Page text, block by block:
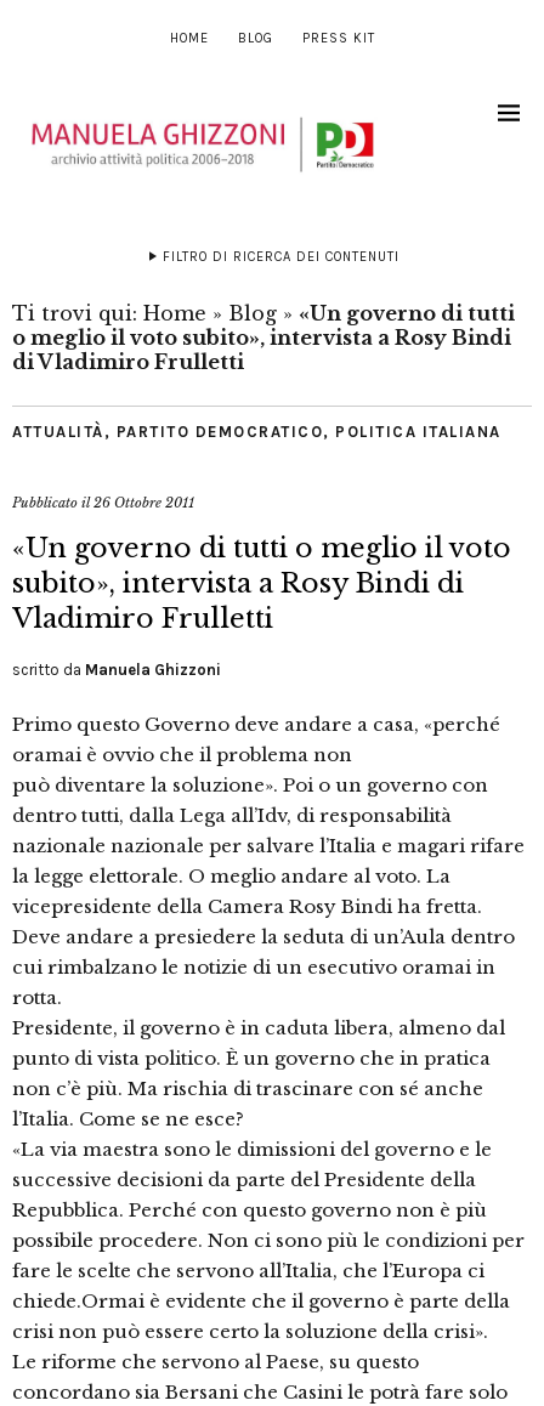
HOME BLOG PRESS KIT
FILTRO DI RICERCA DEI CONTENUTI
Ti trovi qui: Home » Blog » «Un governo di tutti
o meglio il voto subito», intervista a Rosy Bindi
di Vladimiro Frulletti
ATTUALITÀ , PARTITO DEMOCRATICO, POLITICA ITALIANA
Pubblicato il26 Ottobre 2011
«Un governo di tutti o meglio il voto
subito», intervista a Rosy Bindi di
Vladimiro Frulletti
scritto da Manuela Ghizzoni
Primo questo Governo deve andare a casa, «perché
oramai è ovvio che il problema non
può diventare la soluzione». Poi o un governo con
dentro tutti, dalla Lega all’Idv, di responsabilità
nazionale nazionale per salvare l’Italia e magari rifare
la legge elettorale. O meglio andare al voto. La
vicepresidente della Camera Rosy Bindi ha fretta.
Deve andare a presiedere la seduta di un’Aula dentro
cui rimbalzano le notizie di un esecutivo oramai in
rotta.
Presidente, il governo è in caduta libera, almeno dal
punto di vista politico. È un governo che in pratica
non c’è più. Ma rischia di trascinare con sé anche
l’Italia. Come se ne esce?
«La via maestra sono le dimissioni del governo e le
successive decisioni da parte del Presidente della
Repubblica. Perché con questo governo non è più
possibile procedere. Non ci sono più le condizioni per
fare le scelte che servono all’Italia, che l’Europa ci
chiede.Ormai è evidente che il governo è parte della
crisi non può essere certo la soluzione della crisi».
Le riforme che servono al Paese, su questo
concordano sia Bersani che Casini le potrà fare solo